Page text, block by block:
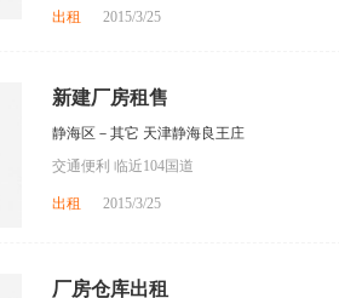
出租 2015/3/25
新建厂房租售
静海区－其它 天津静海良王庄
交通便利 临近104国道
出租 2015/3/25
厂房仓库出租